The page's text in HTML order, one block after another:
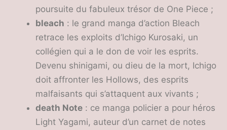
poursuite du fabuleux trésor de One Piece ;
bleach : le grand manga d’action Bleach
retrace les exploits d’Ichigo Kurosaki, un
collégien qui a le don de voir les esprits.
Devenu shinigami, ou dieu de la mort, Ichigo
doit affronter les Hollows, des esprits
malfaisants qui s’attaquent aux vivants ;
death Note : ce manga policier a pour héros
Light Yagami, auteur d’un carnet de notes